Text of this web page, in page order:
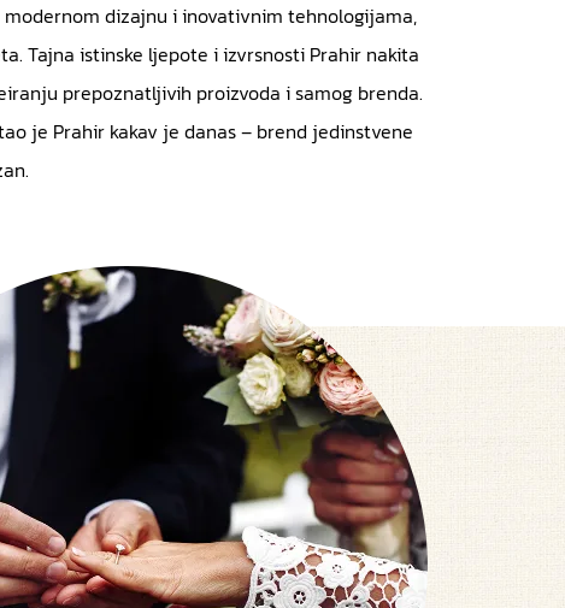
dizajnu i inovativnim tehnologijama,
Tajna istinske ljepote i izvrsnosti Prahir nakita
prepoznatljivih proizvoda i samog brenda.
je Prahir kakav je danas – brend jedinstvene